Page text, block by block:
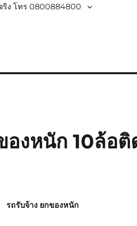
ริง โทร 0800884800
องหนัก 10ล้อติ
รถรับจ้าง ยกของหนัก